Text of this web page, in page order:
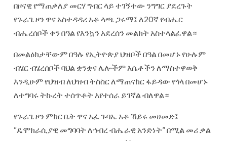
በዞናዊ የማጠቃለያ መርሃ ግብር ላይ ተገኝተው ንግግር ያደረጉት
የጉራጌ ዞን ዋና አስተዳዳሪ አቶ ላጫ ጋሩማ፤ ለ20ኛ የብሔር
ብሔረሰቦች ቀን በዓል የእንኳን አደረሰን መልክት አስተላልፈዋል።
በመልዕክታቸውም በዓሉ የኢትዮጵያ ህዝቦች በዓል በመሆኑ የሁሉም
ብሄር ብሄረሰቦች ባህል ቋንቋና ሌሎችም እሴቶችን ለማስተዋወቅ
እንዲሁም የህዝብ ለህዝብ ትስስር ለማጠናከር ፋይዳው የጎላ በመሆኑ
ለተግባሩ ትኩረት ተሰጥቶት እየተሰራ ይገኛል ብለዋል።
የጉራጌ ዞን ምክር ቤት ዋና አፈ ጉባኤ አቶ ኸይሩ መሀመድ፤
“ዴሞክራሲያዊ መግባባት ለኅብረ ብሔራዊ አንድነት” በሚል መሪ ቃል